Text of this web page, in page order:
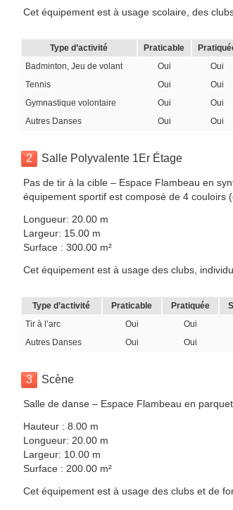
Cet équipement est à usage scolaire, des
Type d’activité Praticable
Badminton, Jeu de volant
Oui Oui
Tennis
Oui Oui
Gymnastique volontaire
Oui Oui
Autres Danses
Oui Oui
2 Salle Polyvalente 1Er Étage
Pas de tir à la cible – Espace Flambeau en
équipement sportif est composé de 4 couloirs
Longueur: 20.00 m
Largeur: 15.00 m
Surface : 300.00 m²
Cet équipement est à usage des clubs,
Type d’activité Praticable Pratiquée
Tir à l’arc
Oui Oui
Autres Danses
Oui Oui
3 Scène
Salle de danse – Espace Flambeau en
Hauteur : 8.00 m
Longueur: 20.00 m
Largeur: 10.00 m
Surface : 200.00 m²
Cet équipement est à usage des clubs et de